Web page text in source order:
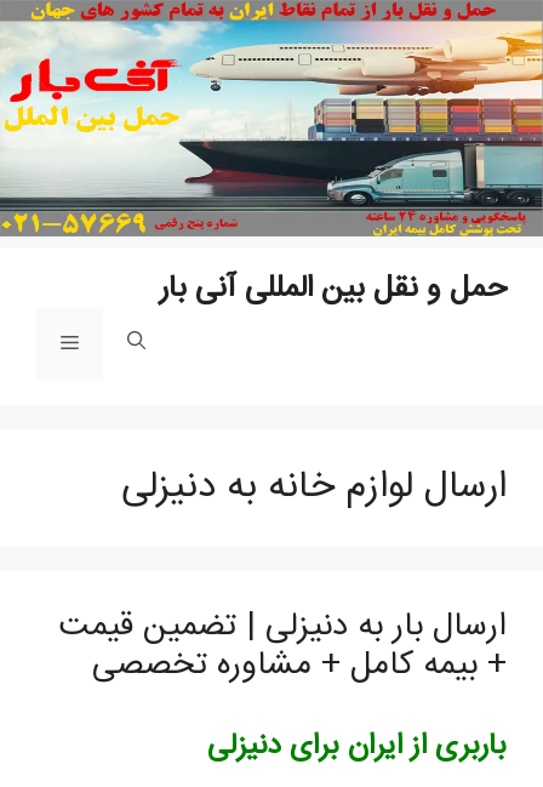
حمل و نقل بین المللی آنی بار
فهرست
ارسال لوازم خانه به دنیزلی
ارسال بار به دنیزلی | تضمین قیمت
+ بیمه کامل + مشاوره تخصصی
باربری از ایران برای دنیزلی